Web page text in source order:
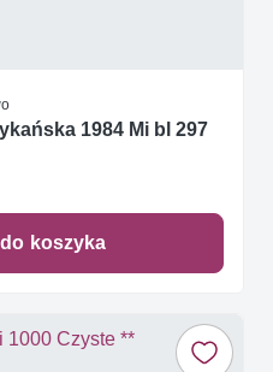
1984 Mi bl 297
koszyka